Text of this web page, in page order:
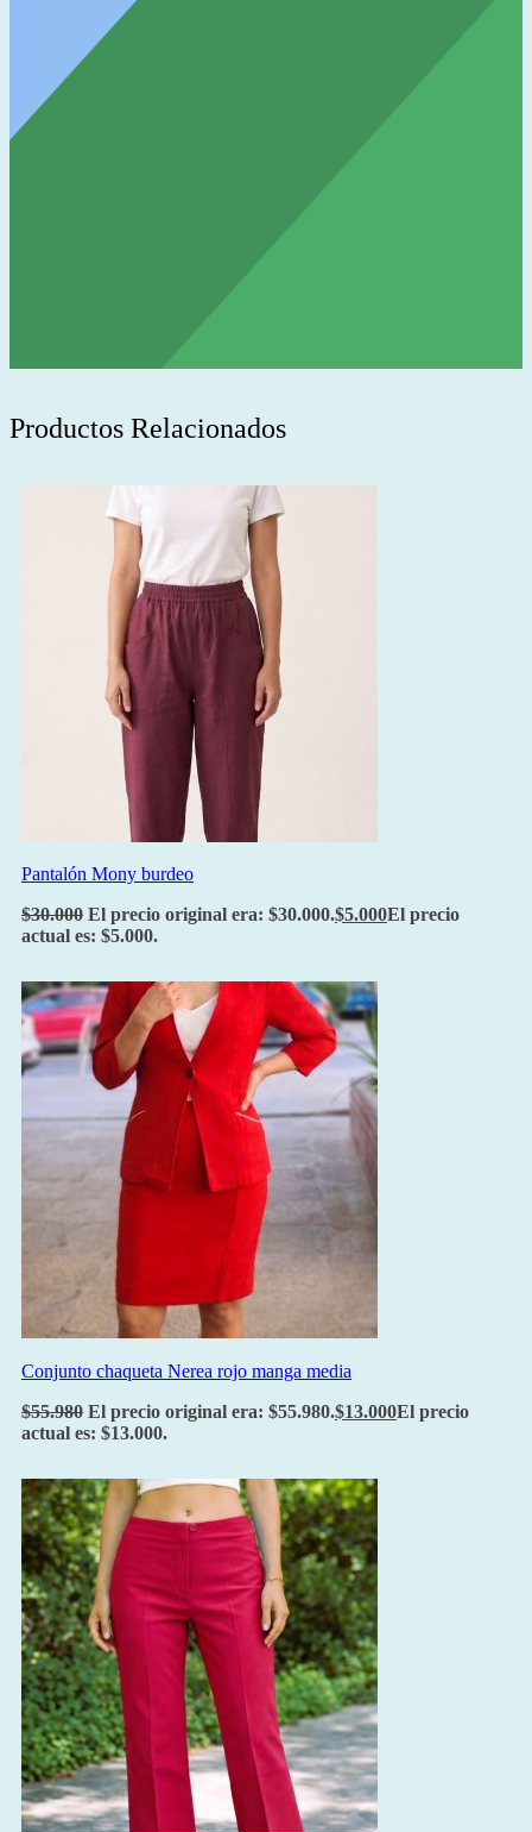
Productos Relacionados
Pantalón Mony burdeo
$30.000 El precio original era: $30.000.$5.000El precio
actual es: $5.000.
Conjunto chaqueta Nerea rojo manga media
$55.980 El precio original era: $55.980.$13.000El precio
actual es: $13.000.